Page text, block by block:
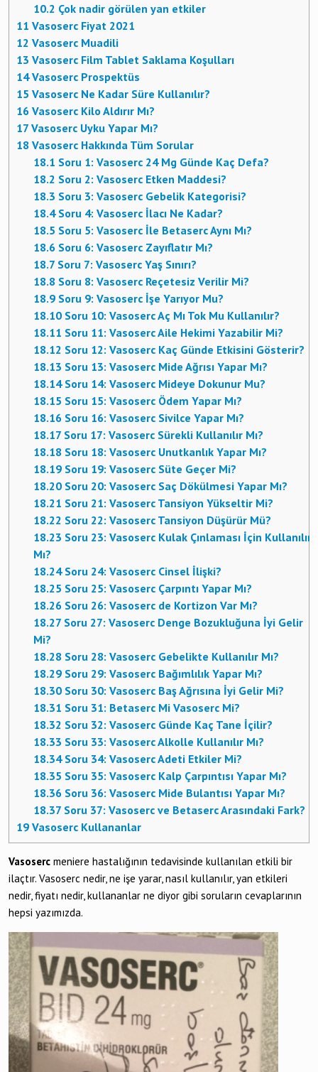
10.2 Çok nadir görülen yan etkiler
11 Vasoserc Fiyat 2021
12 Vasoserc Muadili
13 Vasoserc Film Tablet Saklama Koşulları
14Vasoserc Prospektüs
15 Vasoserc Ne Kadar Süre Kullanılır?
16 Vasoserc Kilo Aldırır Mı?
17 Vasoserc Uyku Yapar Mı?
18 Vasoserc Hakkında Tüm Sorular
18.1 Soru 1: Vasoserc 24 Mg Günde Kaç Defa?
18.2 Soru 2: Vasoserc Etken Maddesi?
18.3 Soru 3: Vasoserc Gebelik Kategorisi?
18.4Soru 4: Vasoserc İlacı Ne Kadar?
18.5 Soru 5: Vasoserc İle Betaserc Aynı Mı?
18.6 Soru 6: Vasoserc Zayıflatır Mı?
18.7 Soru 7: Vasoserc Yaş Sınırı?
18.8 Soru 8: Vasoserc Reçetesiz Verilir Mi?
18.9 Soru 9: Vasoserc İşe Yarıyor Mu?
18.10 Soru 10: Vasoserc Aç Mı Tok Mu Kullanılır?
18.11 Soru 11: Vasoserc Aile Hekimi Yazabilir Mi?
18.12 Soru 12: Vasoserc Kaç Günde Etkisini Gösterir?
18.13 Soru 13: Vasoserc Mide Ağrısı Yapar Mı?
18.14Soru 14: Vasoserc Mideye Dokunur Mu?
18.15 Soru 15: Vasoserc Ödem Yapar Mı?
18.16 Soru 16: Vasoserc Sivilce Yapar Mı?
18.17 Soru 17: Vasoserc Sürekli Kullanılır Mı?
18.18 Soru 18: Vasoserc Unutkanlık Yapar Mı?
18.19 Soru 19: Vasoserc Süte Geçer Mi?
18.20 Soru 20: Vasoserc Saç Dökülmesi Yapar Mı?
18.21 Soru 21: Vasoserc Tansiyon Yükseltir Mi?
18.22 Soru 22: Vasoserc Tansiyon Düşürür Mü?
18.23 Soru 23: Vasoserc Kulak Çınlaması İçin Kullanılır
Mı?
18.24Soru 24: Vasoserc Cinsel İlişki?
18.25 Soru 25: Vasoserc Çarpıntı Yapar Mı?
18.26 Soru 26: Vasoserc de Kortizon Var Mı?
18.27 Soru 27: Vasoserc Denge Bozukluğuna İyi Gelir
Mi?
18.28 Soru 28: Vasoserc Gebelikte Kullanılır Mı?
18.29 Soru 29: Vasoserc Bağımlılık Yapar Mı?
18.30 Soru 30: Vasoserc Baş Ağrısına İyi Gelir Mi?
18.31 Soru 31: Betaserc Mi Vasoserc Mi?
18.32 Soru 32: Vasoserc Günde Kaç Tane İçilir?
18.33 Soru 33: Vasoserc Alkolle Kullanılır Mı?
18.34Soru 34: Vasoserc Adeti Etkiler Mi?
18.35 Soru 35: Vasoserc Kalp Çarpıntısı Yapar Mı?
18.36 Soru 36: Vasoserc Mide Bulantısı Yapar Mı?
18.37 Soru 37: Vasoserc ve Betaserc Arasındaki Fark?
19 Vasoserc Kullananlar
Vasoserc meniere hastalığının tedavisinde kullanılan etkili bir
ilaçtır. Vasoserc nedir, ne işe yarar, nasıl kullanılır, yan etkileri
nedir, fiyatı nedir, kullananlar ne diyor gibi soruların cevaplarının
hepsi yazımızda.